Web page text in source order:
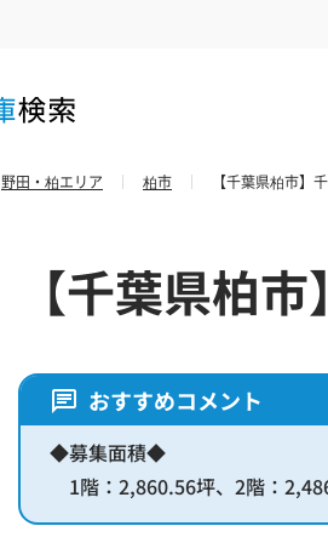
野田・柏エリア 柏市 【千葉県柏市】
【千葉県柏
おすすめコメント
◆募集面積◆
1階：2,860.56坪、2階：